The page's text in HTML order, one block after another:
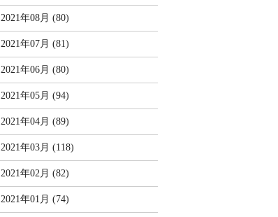
2021年08月 (80)
2021年07月 (81)
2021年06月 (80)
2021年05月 (94)
2021年04月 (89)
2021年03月 (118)
2021年02月 (82)
2021年01月 (74)